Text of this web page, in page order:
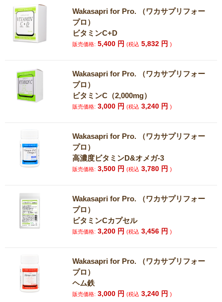
Wakasapri for Pro. （ワカサプリフォー
プロ）
ビタミンC+D
販売価格: 5,400 円(税込 5,832 円)
Wakasapri for Pro. （ワカサプリフォー
プロ）
ビタミンC（2,000mg）
販売価格: 3,000 円(税込 3,240 円)
Wakasapri for Pro. （ワカサプリフォー
プロ）
高濃度ビタミンD&オメガ-3
販売価格: 3,500 円(税込 3,780 円)
Wakasapri for Pro. （ワカサプリフォー
プロ）
ビタミンCカプセル
販売価格: 3,200 円(税込 3,456 円)
Wakasapri for Pro. （ワカサプリフォー
プロ）
ヘム鉄
販売価格: 3,000 円(税込 3,240 円)